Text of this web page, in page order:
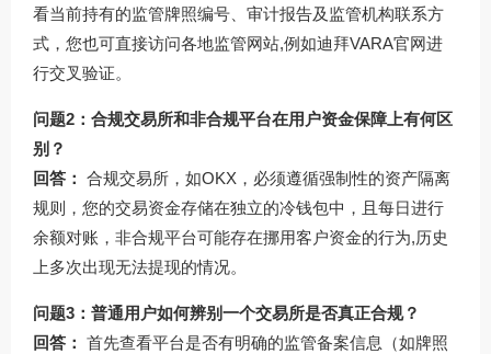
看当前持有的监管牌照编号、审计报告及监管机构联系方
式，您也可直接访问各地监管网站,例如迪拜VARA官网进
行交叉验证。
问题2：合规交易所和非合规平台在用户资金保障上有何区
别？
回答： 合规交易所，如OKX，必须遵循强制性的资产隔离
规则，您的交易资金存储在独立的冷钱包中，且每日进行
余额对账，非合规平台可能存在挪用客户资金的行为,历史
上多次出现无法提现的情况。
问题3：普通用户如何辨别一个交易所是否真正合规？
回答： 首先查看平台是否有明确的监管备案信息（如牌照